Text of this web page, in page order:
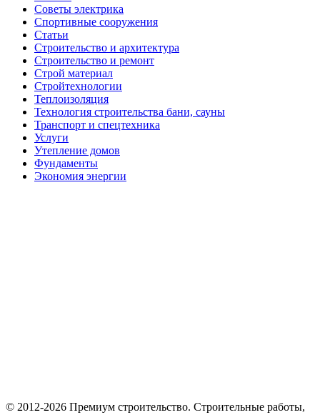
Советы электрика
Спортивные сооружения
Статьи
Строительство и архитектура
Строительство и ремонт
Строй материал
Стройтехнологии
Теплоизоляция
Технология строительства бани, сауны
Транспорт и спецтехника
Услуги
Утепление домов
Фундаменты
Экономия энергии
© 2012-2026 Премиум cтроительство. Cтроительные работы,